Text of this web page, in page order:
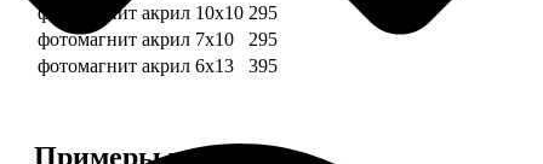
фотомагнит акрил 10х10 295
фотомагнит акрил 7х10
295
фотомагнит акрил 6х13
395
Примеры работ